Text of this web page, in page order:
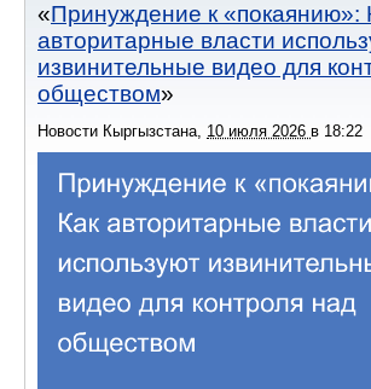
Принуждение к «покаянию»:
авторитарные власти
извинительные видео для
обществом
Новости Кыргызстана, 10 июля 2026 в 18:22